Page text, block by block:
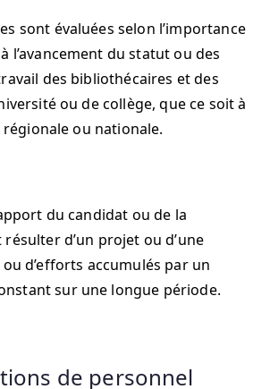
sont évaluées selon l’importance
l’avancement du statut ou des
des bibliothécaires et des
ou de collège, que ce soit à
régionale ou nationale.
du candidat ou de la
d’un projet ou d’une
d’efforts accumulés par un
sur une longue période.
de personnel